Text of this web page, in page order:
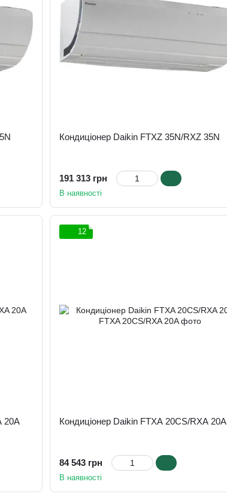
Кондиціонер Daikin FTXZ 35N/RXZ 35N
191 313 грн
В наявності
20A
12
Кондиціонер Daikin FTXA 20CS/RXA 20A
84 543 грн
В наявності